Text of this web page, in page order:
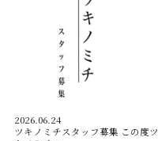
2026.06.24
ツキノミチスタッフ募集 この度ツ